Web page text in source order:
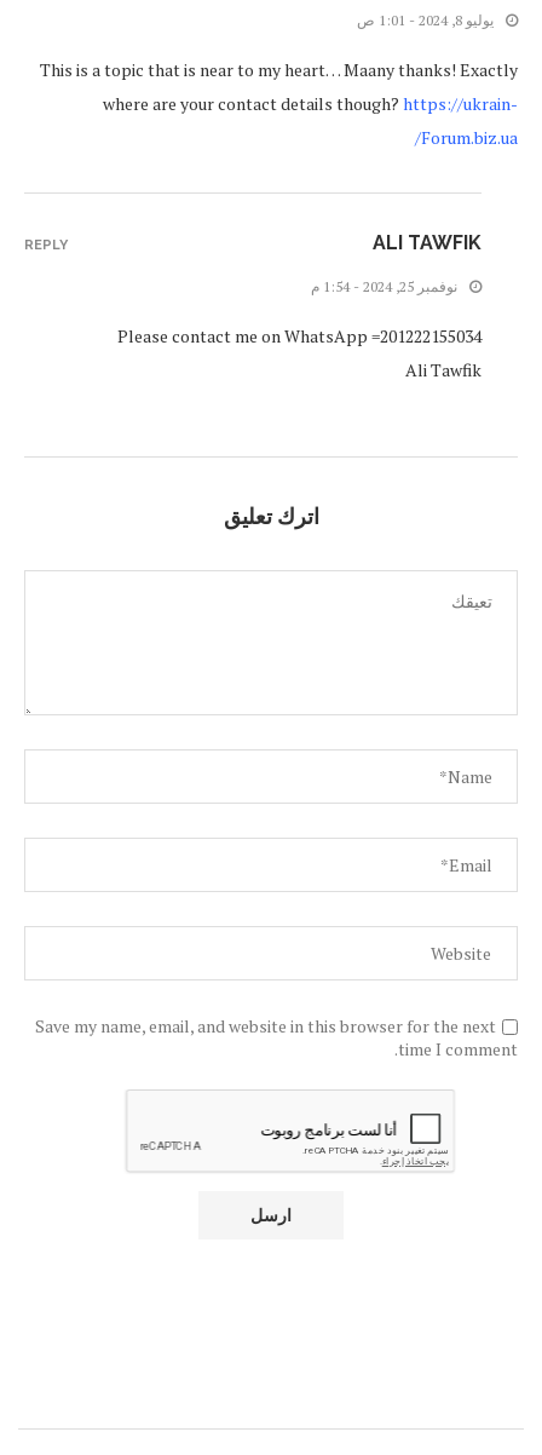
يوليو 8, 2024 - 1:01 ص
This is a topic that is near to my heart… Maany thanks! Exactly
where are your contact details though? https://ukrain-
Forum.biz.ua/
ALI TAWFIK
نوفمبر 25, 2024 - 1:54 م
Please contact me on WhatsApp =201222155034
Ali Tawfik
REPLY
اترك تعليق
Save my name, email, and website in this browser for the next
time I comment.
الرئيسية